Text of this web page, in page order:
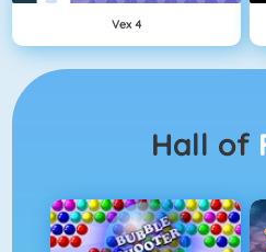
Vex 4
Hall of